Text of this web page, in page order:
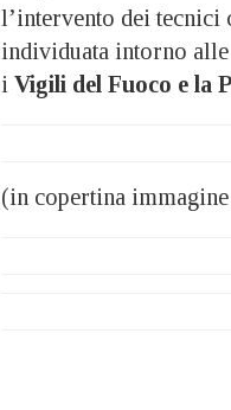
l’intervento dei tecnici
individuata intorno alle
i Vigili del Fuoco e la
(in copertina